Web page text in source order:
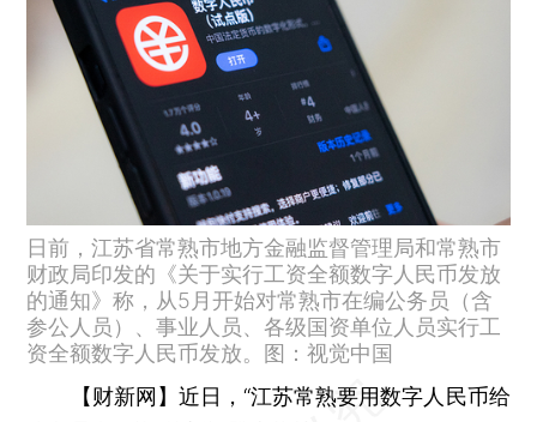
日前，江苏省常熟市地方金融监督管理局和常熟市
财政局印发的《关于实行工资全额数字人民币发放
的通知》称，从5月开始对常熟市在编公务员（含
参公人员）、事业人员、各级国资单位人员实行工
资全额数字人民币发放。图：视觉中国
【财新网】 近日，“江苏常熟要用数字人民币给